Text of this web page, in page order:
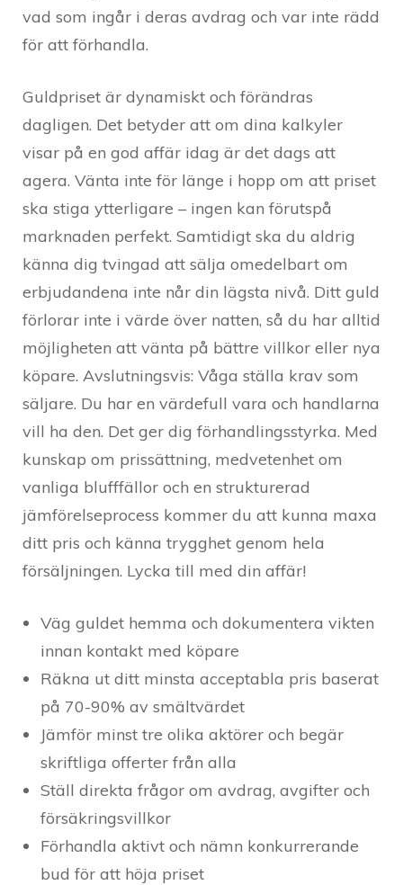
vad som ingår i deras avdrag och var inte rädd
för att förhandla.
Guldpriset är dynamiskt och förändras
dagligen. Det betyder att om dina kalkyler
visar på en god affär idag är det dags att
agera. Vänta inte för länge i hopp om att priset
ska stiga ytterligare – ingen kan förutspå
marknaden perfekt. Samtidigt ska du aldrig
känna dig tvingad att sälja omedelbart om
erbjudandena inte når din lägsta nivå. Ditt guld
förlorar inte i värde över natten, så du har alltid
möjligheten att vänta på bättre villkor eller nya
köpare. Avslutningsvis: Våga ställa krav som
säljare. Du har en värdefull vara och handlarna
vill ha den. Det ger dig förhandlingsstyrka. Med
kunskap om prissättning, medvetenhet om
vanliga blufffällor och en strukturerad
jämförelseprocess kommer du att kunna maxa
ditt pris och känna trygghet genom hela
försäljningen. Lycka till med din affär!
Väg guldet hemma och dokumentera vikten
innan kontakt med köpare
Räkna ut ditt minsta acceptabla pris baserat
på 70-90% av smältvärdet
Jämför minst tre olika aktörer och begär
skriftliga offerter från alla
Ställ direkta frågor om avdrag, avgifter och
försäkringsvillkor
Förhandla aktivt och nämn konkurrerande
bud för att höja priset